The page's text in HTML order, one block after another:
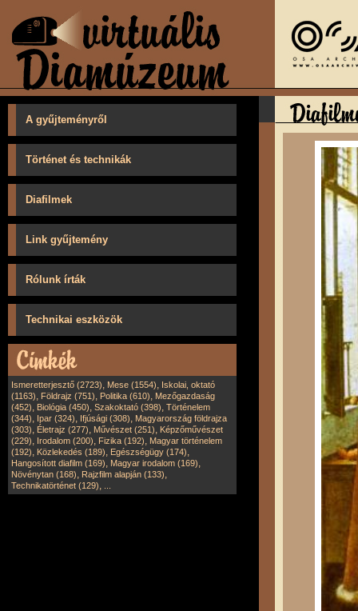
A gyűjteményről
Történet és technikák
Diafilmek
Link gyűjtemény
Rólunk írták
Technikai eszközök
Ismeretterjesztő (2723), Mese (1554), Iskolai, oktató
(1163), Földrajz (751), Politika (610), Mezőgazdaság
(452), Biológia (450), Szakoktató (398), Történelem
(344), Ipar (324), Ifjúsági (308), Magyarország földrajza
(303), Életrajz (277), Művészet (251), Képzőművészet
(229), Irodalom (200), Fizika (192), Magyar történelem
(192), Közlekedés (189), Egészségügy (174),
Hangosított diafilm (169), Magyar irodalom (169),
Növénytan (168), Rajzfilm alapján (133),
Technikatörténet (129),